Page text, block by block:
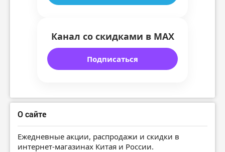
Канал со скидками в MAX
Подписаться
О сайте
Ежедневные акции, распродажи и скидки в
интернет-магазинах Китая и России.